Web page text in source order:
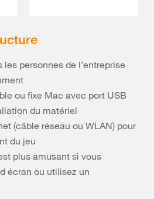
personnes de l’entreprise
ou fixe Mac avec port USB
du matériel
(câble réseau ou WLAN) pour
du jeu
plus amusant si vous
écran ou utilisez un